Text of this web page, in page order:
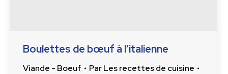
Boulettes de bœuf à l’italienne
Viande - Boeuf ParLes recettes de cuisine